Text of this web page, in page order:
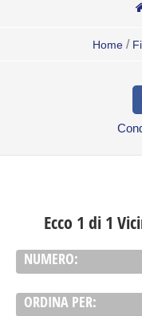
Home /
Ecco 1 di 1
NUMERO:
ORDINA PER: